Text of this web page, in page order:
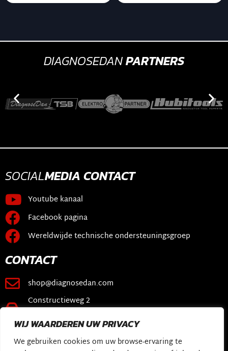
WIJ WAARDEREN UW PRIVACY
We gebruiken cookies om uw browse-ervaring te
DIAGNOSEDANPARTNERS
SOCIALMEDIA CONTACT
Youtube kanaal
Facebook pagina
Wereldwijde technische ondersteuningsgroep
CONTACT
shop@diagnosedan.com
Constructieweg 2
KOPPELINGEN